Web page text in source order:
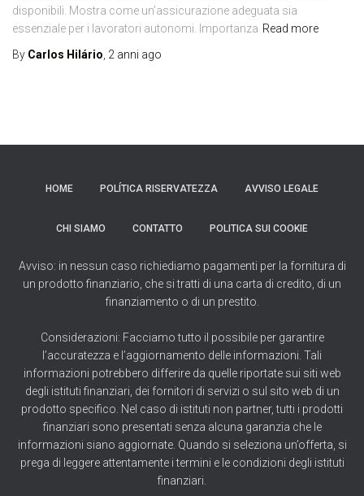
disponibili. Mostra come un’assicurazione adeguata sia
essenziale per i lavoratori autonomi. Importanza Read more
By Carlos Hilário 2 anni ago
HOME POLÍTICA RISERVATEZZA AVVISO LEGALE
CHI SIAMO CONTATTO POLITICA SUI COOKIE
Avviso: in nessun caso richiediamo pagamenti per la fornitura di
un prodotto finanziario, che si tratti di una carta di credito, di un
finanziamento o di un prestito.
Considerazioni: Facciamo tutto il possibile per garantire
l’accuratezza e l’aggiornamento delle informazioni. Tali
informazioni potrebbero differire da quelle riportate sui siti web
degli istituti finanziari, dei fornitori di servizi o sul sito web di un
prodotto specifico. Nel caso di istituti non partner, tutti i prodotti
finanziari sono presentati senza alcuna garanzia che le
informazioni siano aggiornate. Quando si seleziona un’offerta, si
prega di leggere attentamente i termini e le condizioni degli istituti
finanziari.